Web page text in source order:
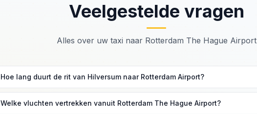
Veelgestelde vragen
Alles over uw taxi naar Rotterdam The Hague Airport
Hoe lang duurt de rit van Hilversum naar Rotterdam Airport?
Rotterdam.
Welke vluchten vertrekken vanuit Rotterdam The Hague Airport?